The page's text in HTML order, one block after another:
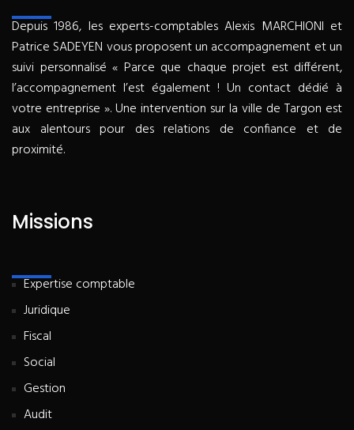
Depuis 1986, les experts-comptables Alexis MARCHIONI et
Patrice SADEYEN vous proposent un accompagnement et un
suivi personnalisé « Parce que chaque projet est différent,
l’accompagnement l’est également ! Un contact dédié à
votre entreprise ». Une intervention sur la ville de Targon est
aux alentours pour des relations de confiance et de
proximité.
Missions
Expertise comptable
Juridique
Fiscal
Social
Gestion
Audit